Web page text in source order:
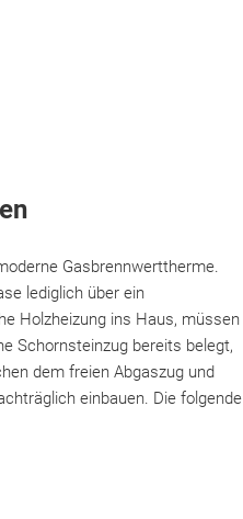
Gasbrennwerttherme.
lediglich über ein
Holzheizung ins Haus, müssen
Schornsteinzug bereits belegt,
dem freien Abgaszug und
einbauen. Die folgende